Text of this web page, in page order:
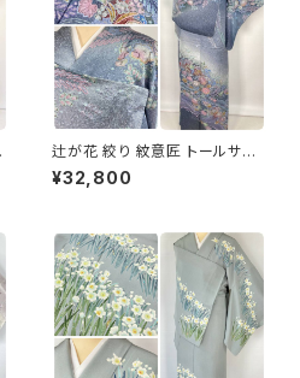
辻が花 絞り 紋意匠 トールサイ
ズ 金彩 訪問着 正絹 袷 青 ブル
ー 紫 1273
¥32,800